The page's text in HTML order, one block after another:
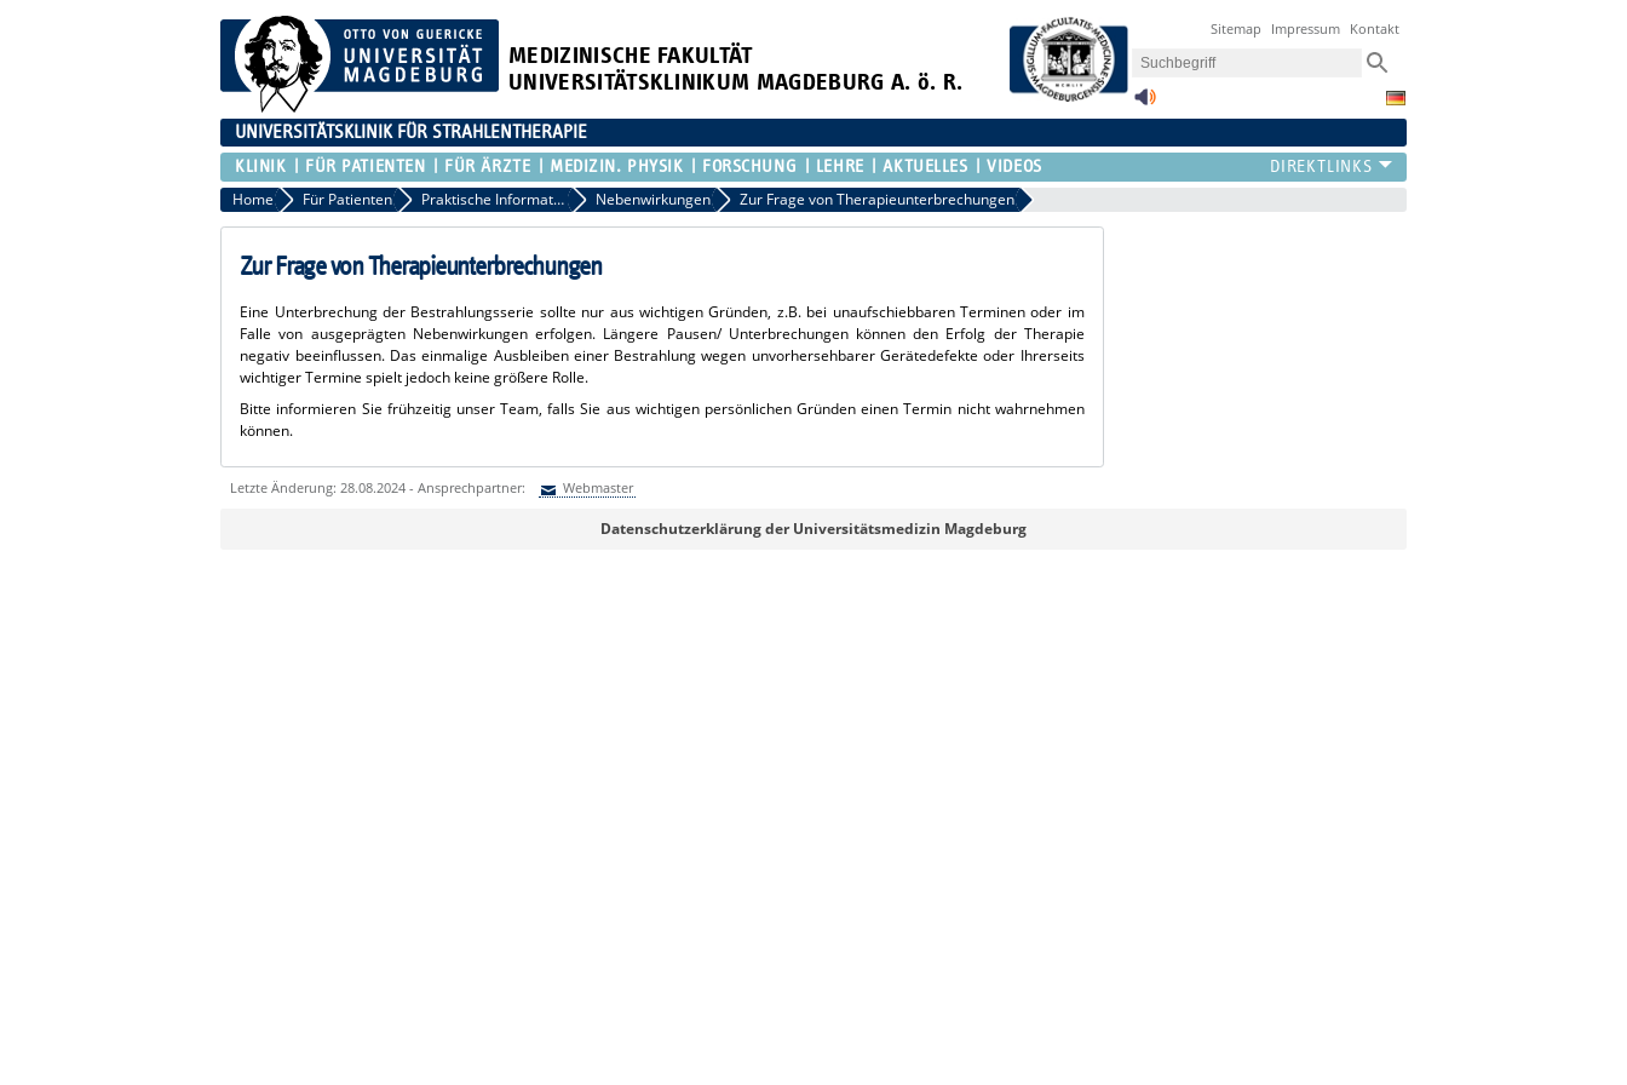
MEDIZINISCHE FAKULTÄT
UNIVERSITÄTSKLINIKUM MAGDEBURG A. ö. R.
Sitemap Impressum Kontakt
UNIVERSITÄTSKLINIK FÜR STRAHLENTHERAPIE
KLINIK FÜR PATIENTEN FÜR ÄRZTE MEDIZIN. PHYSIK FORSCHUNG LEHRE AKTUELLES VIDEOS
Home Für Patienten Praktische Informationen Nebenwirkungen Zur Frage von Therapieunterbrechungen
Zur Frage von Therapieunterbrechungen
Eine Unterbrechung der Bestrahlungsserie sollte nur aus wichtigen Gründen, z.B. bei unaufschiebbaren Terminen oder im
Falle von ausgeprägten Nebenwirkungen erfolgen. Längere Pausen/ Unterbrechungen können den Erfolg der Therapie
negativ beeinflussen. Das einmalige Ausbleiben einer Bestrahlung wegen unvorhersehbarer Gerätedefekte oder Ihrerseits
wichtiger Termine spielt jedoch keine größere Rolle.
Bitte informieren Sie frühzeitig unser Team, falls Sie aus wichtigen persönlichen Gründen einen Termin nicht wahrnehmen
können.
Letzte Änderung: 28.08.2024 - Ansprechpartner: Webmaster
WebmasterDatenschutzerklärung der Universitätsmedizin Magdeburg